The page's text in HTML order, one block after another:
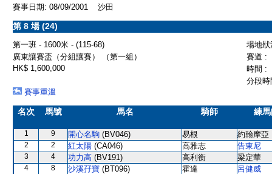
賽事日期: 08/09/2001 沙田
第 8 場 (24)
第一班 - 1600米 - (115-68)
場地
廣東讓賽盃（分組讓賽） （第一組）
賽道 :
HK$ 1,600,000
時間 :
分段
賽事重溫
名次 馬號 馬名 騎師 練
1 9 開心名駒 (BV046) 易根 約翰摩亞
2 2 紅太陽 (CA046) 高雅志 告東尼
3 4 功力高 (BV191) 高利衡 梁定華
4 8 沙溪孖寶 (BT096) 霍達 呂健威